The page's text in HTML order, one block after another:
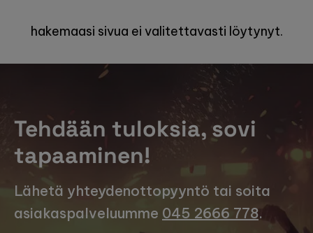
hakemaasi sivua ei valitettavasti löytynyt.
Tehdään tuloksia, sovi
tapaaminen!
Lähetä yhteydenottopyyntö tai soita
asiakaspalveluumme 045 2666 778.